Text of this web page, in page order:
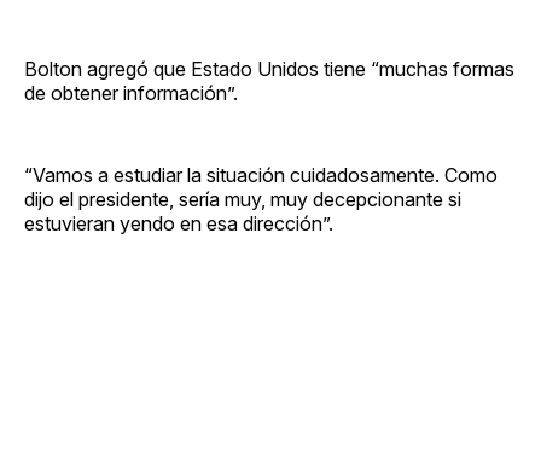
Bolton agregó que Estado Unidos tiene “muchas formas
de obtener información”.
“Vamos a estudiar la situación cuidadosamente. Como
dijo el presidente, sería muy, muy decepcionante si
estuvieran yendo en esa dirección”.